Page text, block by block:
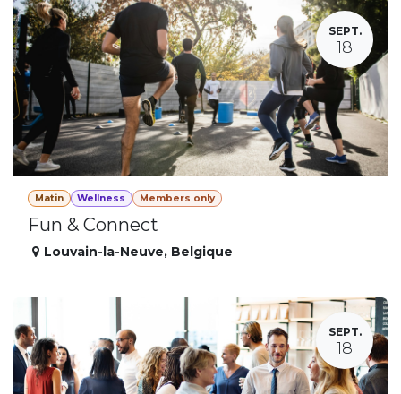
SEPT.
18
Matin Wellness Members only
Fun & Connect
Louvain-la-Neuve, Belgique
SEPT.
18